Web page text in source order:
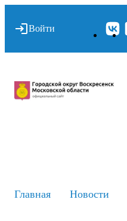
Войти
Главная Новости